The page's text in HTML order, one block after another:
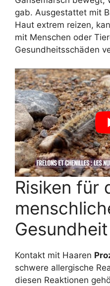
gab. Ausgestattet mit
Haut extrem reizen,
mit Menschen oder
Gesundheitsschäden
Risiken für
Gesundheit
Kontakt mit Haaren
schwere allergische
diesen Reaktionen